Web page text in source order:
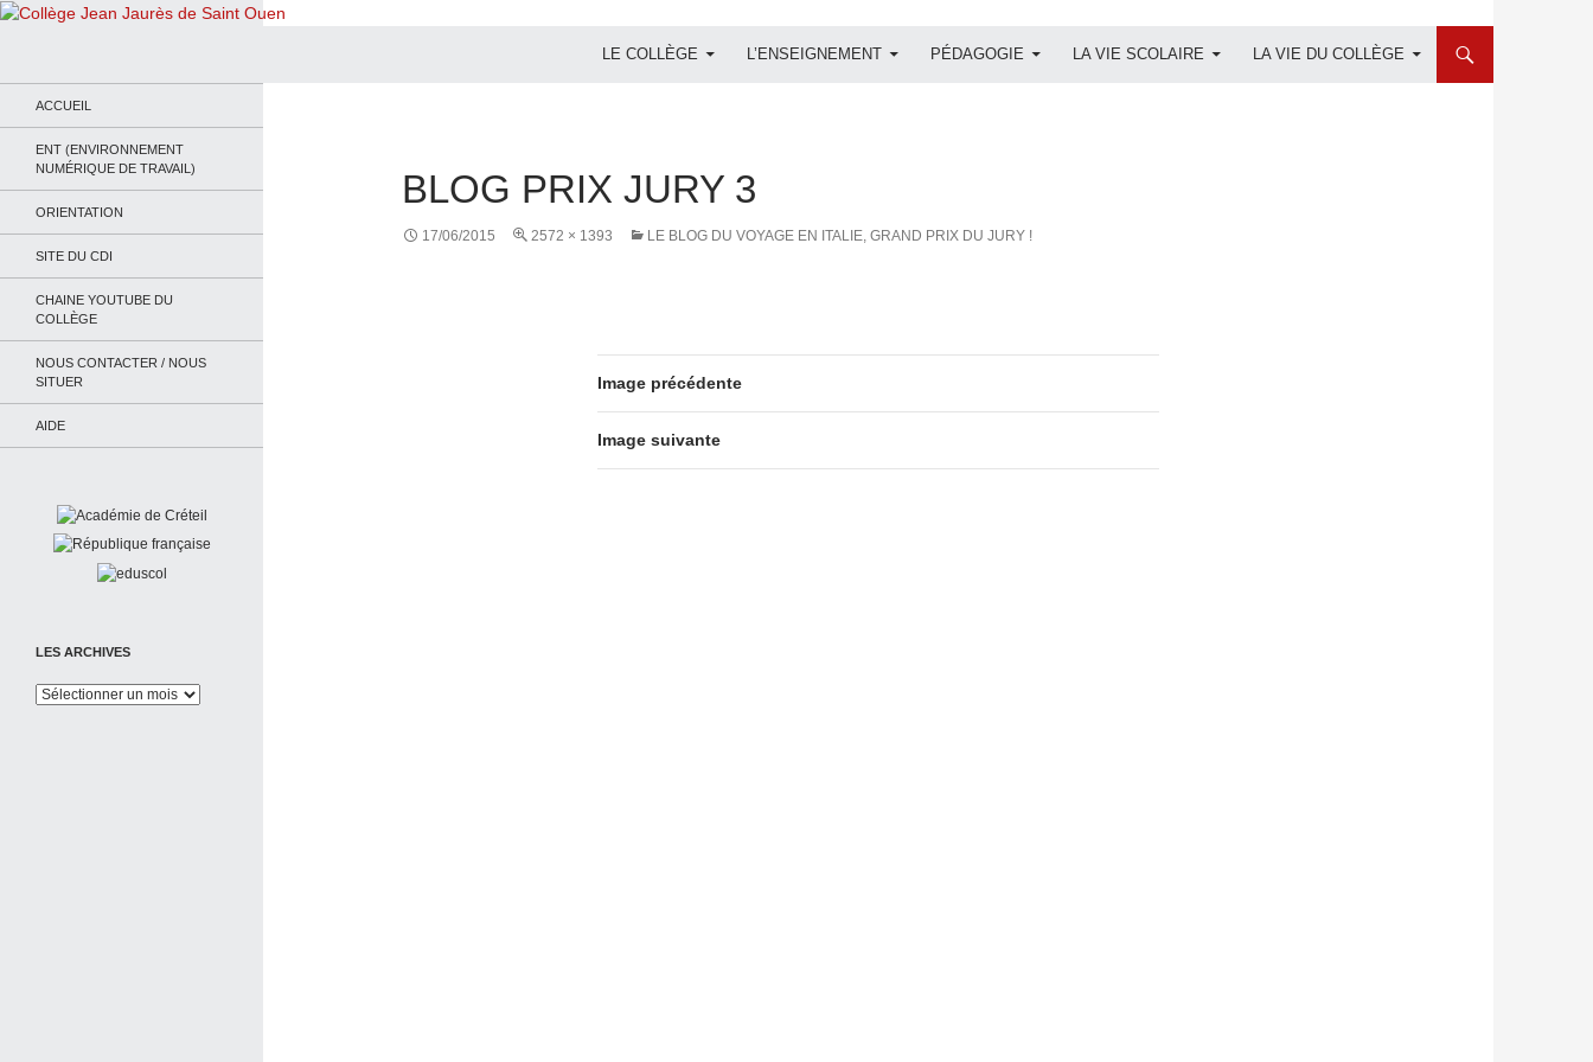
LE COLLÈGE L’ENSEIGNEMENT PÉDAGOGIE LA VIE SCOLAIRE LA VIE DU COLLÈGE
BLOG PRIX JURY 3
17/06/2015 2572 × 1393 LE BLOG DU VOYAGE EN ITALIE, GRAND PRIX DU JURY !
Image précédente
Image suivante
ACCUEIL
ENT (ENVIRONNEMENT
NUMÉRIQUE DE TRAVAIL)
ORIENTATION
SITE DU CDI
CHAINE YOUTUBE DU
COLLÈGE
NOUS CONTACTER / NOUS
SITUER
AIDE
LES ARCHIVES
Les